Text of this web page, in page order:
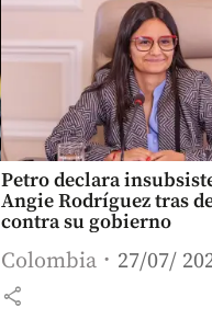
Petro declara
Angie Rodríguez tras
contra su gobierno
Colombia 27/07/
share